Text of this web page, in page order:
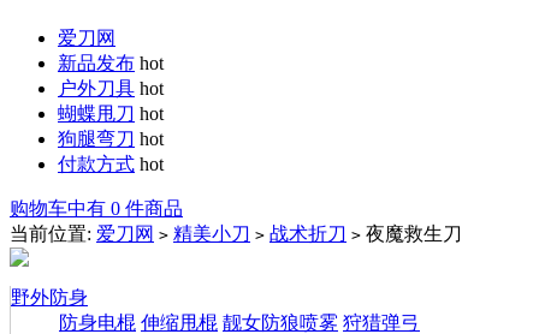
爱刀网
新品发布 hot
户外刀具 hot
蝴蝶甩刀 hot
狗腿弯刀 hot
付款方式 hot
购物车中有 0 件商品
当前位置: 爱刀网 > 精美小刀 > 战术折刀 > 夜魔救生刀
野外防身
防身电棍 伸缩甩棍 靓女防狼喷雾 狩猎弹弓